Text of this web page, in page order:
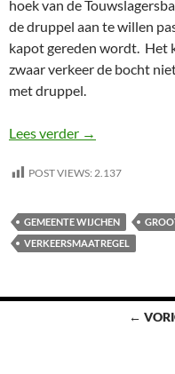
hoek van de
de druppel aan te willen
kapot gereden wordt. Het
zwaar verkeer de bocht
met druppel.
Lees verder →
POST VIEWS: 2.137
GEMEENTE WIJCHEN
VERKEERSMAATREGEL
←